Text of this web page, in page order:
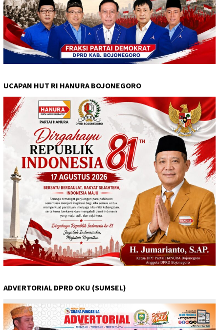
UCAPAN HUT RI HANURA BOJONEGORO
ADVERTORIAL DPRD OKU (SUMSEL)